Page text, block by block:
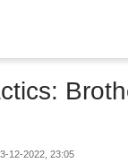
12-2022, 23:05